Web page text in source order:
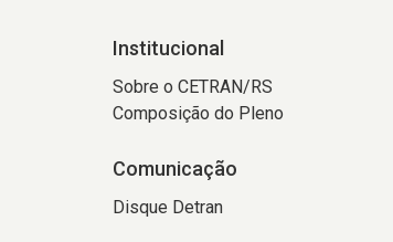
Institucional
Sobre o CETRAN/RS
Composição do Pleno
Comunicação
Disque Detran